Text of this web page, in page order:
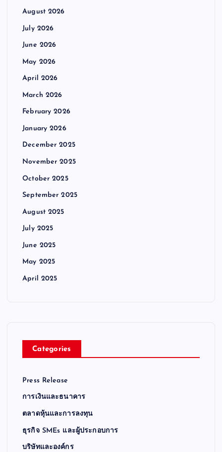
August 2026
July 2026
June 2026
May 2026
April 2026
March 2026
February 2026
January 2026
December 2025
November 2025
October 2025
September 2025
August 2025
July 2025
June 2025
May 2025
April 2025
Categories
Press Release
การเงินและธนาคาร
ตลาดหุ้นและการลงทุน
ธุรกิจ SMEs และผู้ประกอบการ
บริษัทและองค์กร